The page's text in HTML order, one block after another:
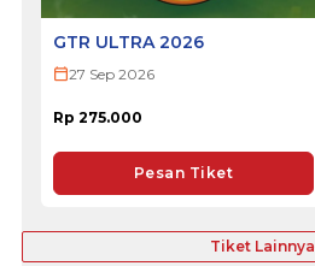
GTR ULTRA 2026
27 Sep 2026
Rp 275.000
Pesan Tiket
Tiket Lainnya